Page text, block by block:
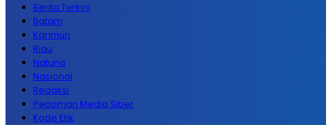
Berita Terkini
Batam
Karimun
Riau
Natuna
Nasional
Redaksi
Pedoman Media Siber
Kode Etik